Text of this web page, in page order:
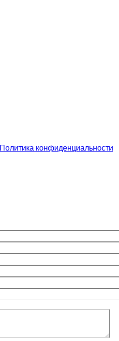
Политика конфиденциальности